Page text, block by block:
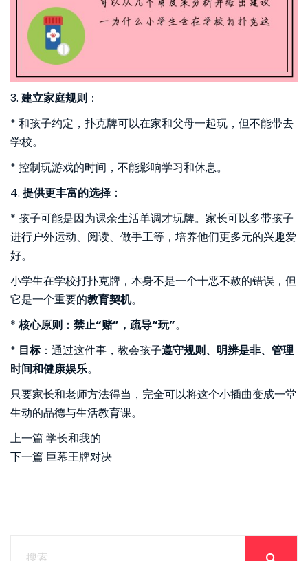
3.建立家庭规则 ：
* 和孩子约定，扑克牌可以在家和父母一起玩，但不能带去
学校。
* 控制玩游戏的时间，不能影响学习和休息。
4. 提供更丰富的选择 ：
* 孩子可能是因为课余生活单调才玩牌。家长可以多带孩子
进行户外运动、阅读、做手工等，培养他们更多元的兴趣爱
好。
小学生在学校打扑克牌，本身不是一个十恶不赦的错误，但
它是一个重要的教育契机。
* 核心原则 ： 禁止“赌”，疏导“玩”。
* 目标：通过这件事，教会孩子遵守规则、明辨是非、管理
时间和健康娱乐。
只要家长和老师方法得当，完全可以将这个小插曲变成一堂
生动的品德与生活教育课。
上一篇 学长和我的
下一篇 巨幕王牌对决